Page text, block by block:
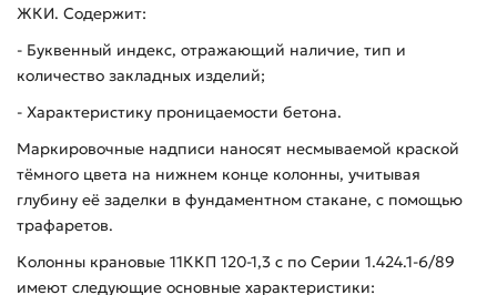
ЖКИ. Содержит:
- Буквенный индекс, отражающий наличие, тип и
количество закладных изделий;
- Характеристику проницаемости бетона.
Маркировочные надписи наносят несмываемой краской
тёмного цвета на нижнем конце колонны, учитывая
глубину её заделки в фундаментном стакане, с помощью
трафаретов.
Колонны крановые 11ККП 120-1,3 с по Серии 1.424.1-6/89
имеют следующие основные характеристики: